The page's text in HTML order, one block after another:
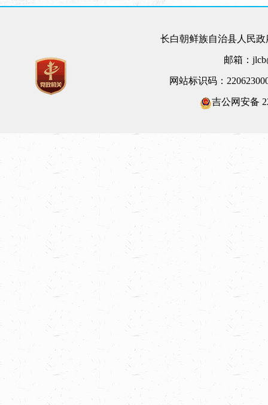
长白朝鲜族自治县人民
邮箱：
网站标识码：
吉公网安备